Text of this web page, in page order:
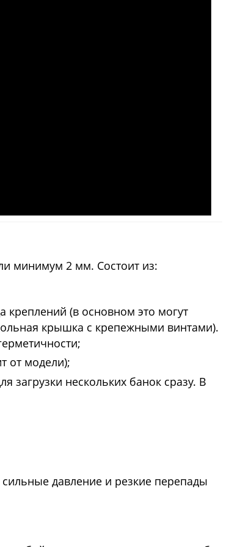
минимум 2 мм. Состоит из:
(в основном это могут
крышка с крепежными винтами).
от модели);
загрузки нескольких банок сразу. В
давление и резкие перепады